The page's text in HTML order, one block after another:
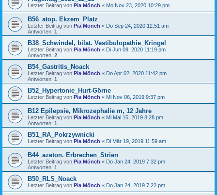
Letzter Beitrag von Pia Mönch « Mo Nov 23, 2020 10:29 pm
B56_atop. Ekzem_Platz
Letzter Beitrag von Pia Mönch « Do Sep 24, 2020 12:51 am
Antworten: 1
B38_Schwindel, bilat. Vestibulopathie_Kringel
Letzter Beitrag von Pia Mönch « Di Jun 09, 2020 11:19 pm
Antworten: 2
B54_Gastritis_Noack
Letzter Beitrag von Pia Mönch « Do Apr 02, 2020 11:42 pm
Antworten: 1
B52_Hypertonie_Hurt-Görne
Letzter Beitrag von Pia Mönch « Mi Nov 06, 2019 9:37 pm
B12 Epilepsie, Mikrozephalie m, 12 Jahre
Letzter Beitrag von Pia Mönch « Mi Mai 15, 2019 8:28 pm
Antworten: 1
B51_RA_Pokrzywnicki
Letzter Beitrag von Pia Mönch « Di Mär 19, 2019 11:59 am
B44_azeton. Erbrechen_Strien
Letzter Beitrag von Pia Mönch « Do Jan 24, 2019 7:32 pm
Antworten: 1
B50_RLS_Noack
Letzter Beitrag von Pia Mönch « Do Jan 24, 2019 7:22 pm